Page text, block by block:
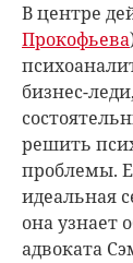
В центре
Прокофьева
бизнес-
решить
проблемы.
идеальная
она узнает
адвоката